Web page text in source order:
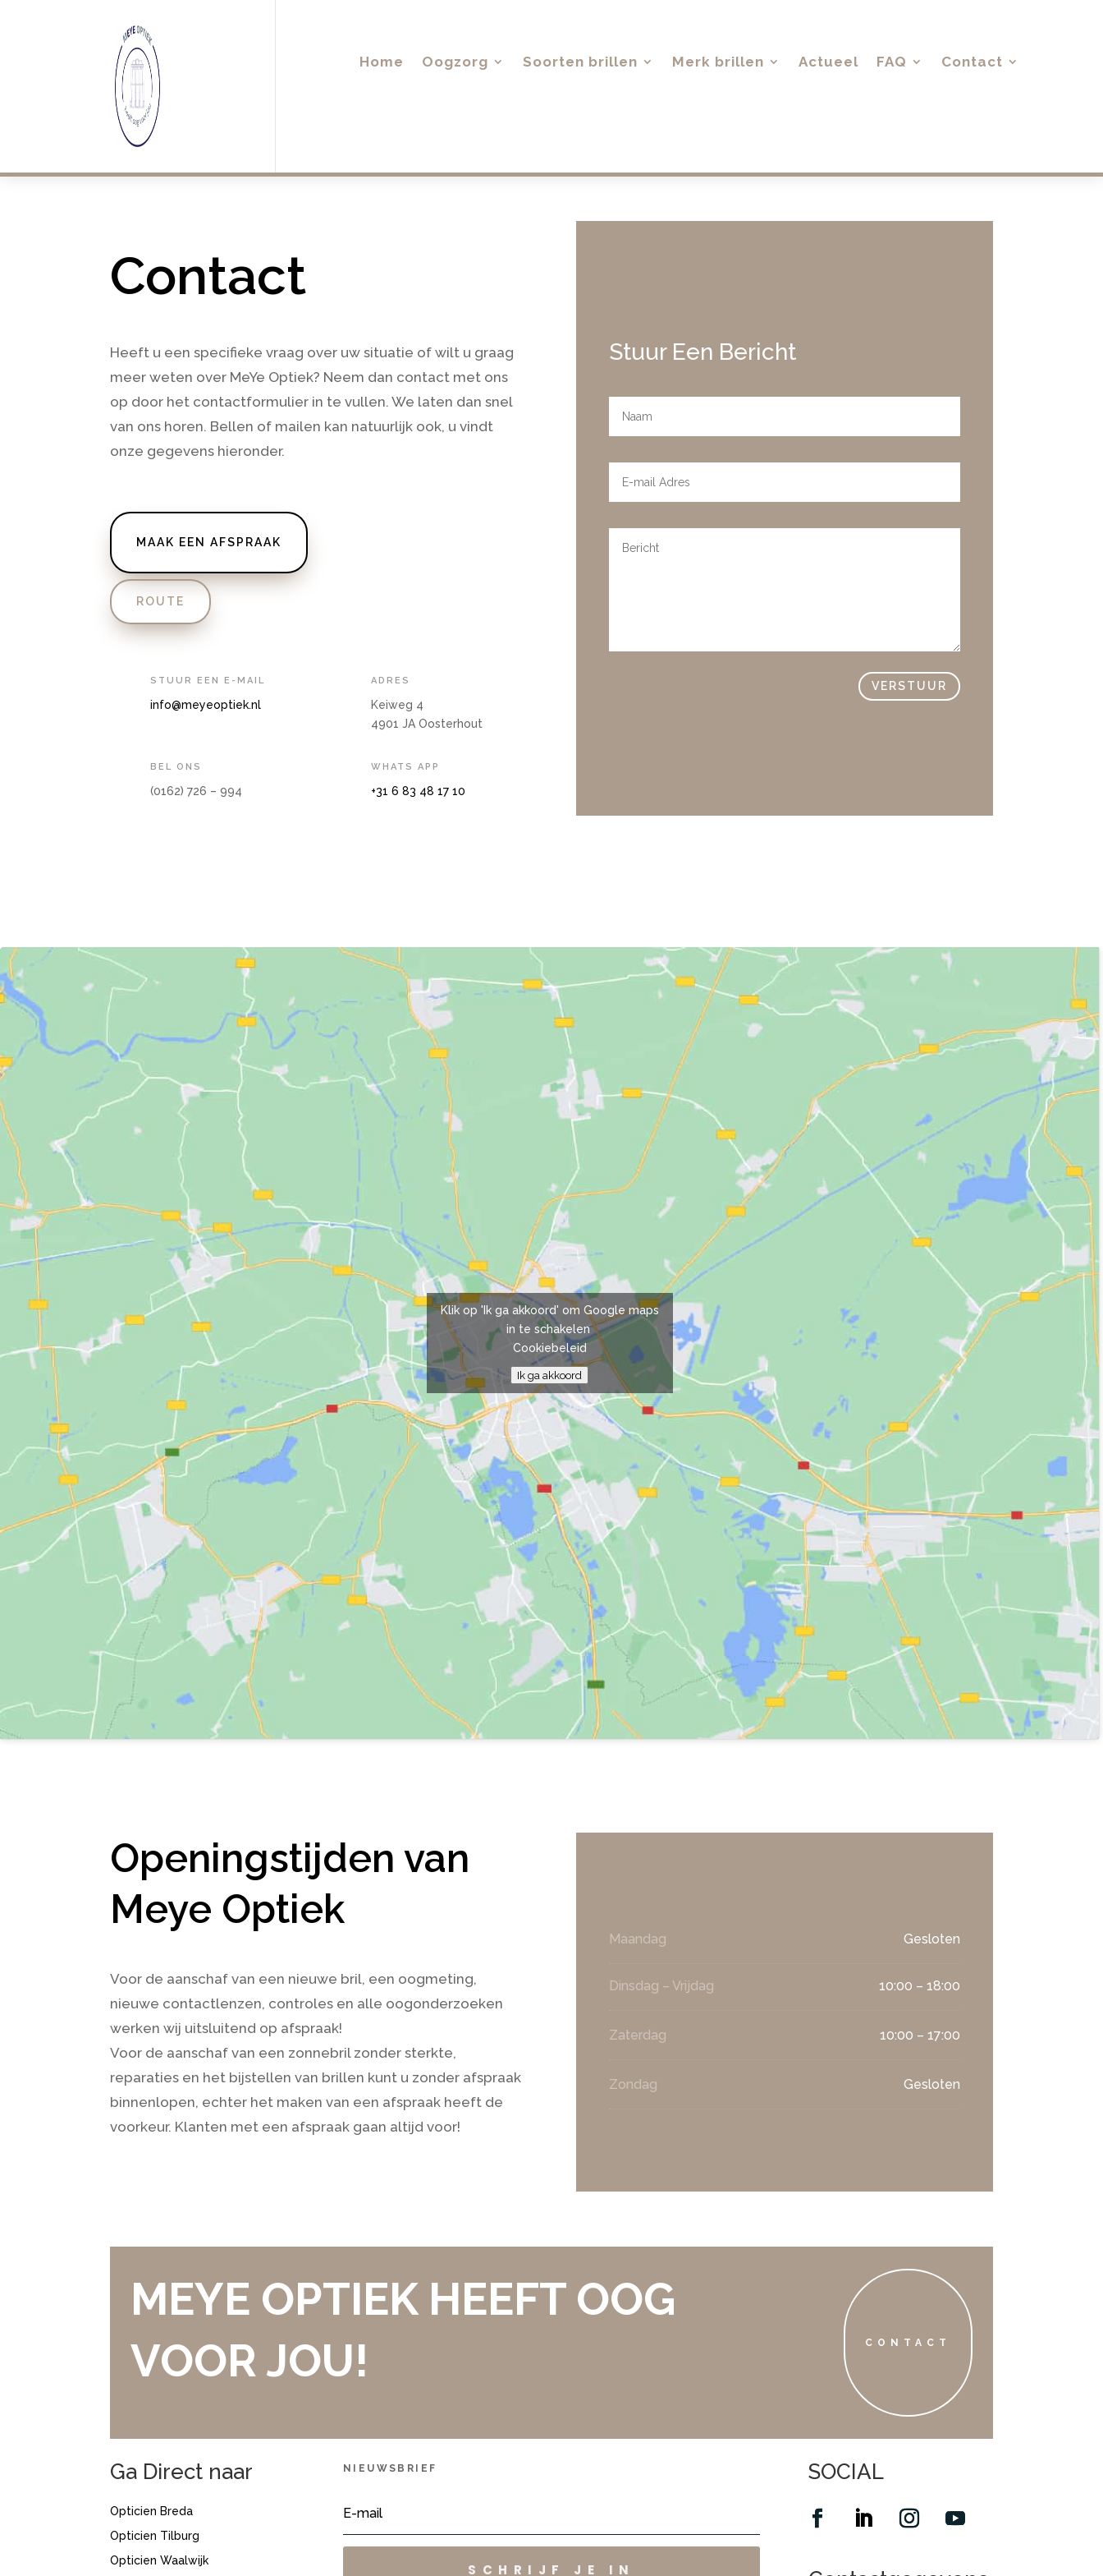
Home Oogzorg Soorten brillen Merk brillen Actueel FAQ Contact
Contact
Heeft u een specifieke vraag over uw situatie of wilt u graag
meer weten over MeYe Optiek? Neem dan contact met ons
op door het contactformulier in te vullen. We laten dan snel
van ons horen. Bellen of mailen kan natuurlijk ook, u vindt
onze gegevens hieronder.
MAAK EEN AFSPRAAK
ROUTE
STUUR EEN E-MAIL
info@meyeoptiek.nl
ADRES
Keiweg 4
4901 JA Oosterhout
BEL ONS
(0162) 726 – 994
WHATS APP
+31 6 83 48 17 10
Stuur Een Bericht
VERSTUUR
Klik op 'Ik ga akkoord' om Google maps
in te schakelen
Cookiebeleid
Ik ga akkoord
Openingstijden van
Meye Optiek
Voor de aanschaf van een nieuwe bril, een oogmeting,
nieuwe contactlenzen, controles en alle oogonderzoeken
werken wij uitsluitend op afspraak!
Voor de aanschaf van een zonnebril zonder sterkte,
reparaties en het bijstellen van brillen kunt u zonder afspraak
binnenlopen, echter het maken van een afspraak heeft de
voorkeur. Klanten met een afspraak gaan altijd voor!
Maandag Gesloten
Dinsdag – Vrijdag 10:00 – 18:00
Zaterdag 10:00 – 17:00
Zondag Gesloten
MEYE OPTIEK HEEFT OOG
VOOR JOU!
CONTACT
Ga Direct naar
Opticien Breda
Opticien Tilburg
Opticien Waalwijk
NIEUWSBRIEF
SCHRIJF JE IN
SOCIAL